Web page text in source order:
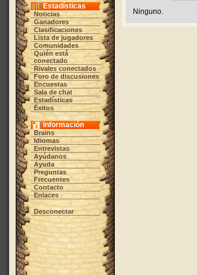
Estadísticas
Noticias
Ganadores
Clasificaciones
Lista de jugadores
Comunidades
Quién está
conectado
Rivales conectados
Foro de discusiones
Encuestas
Sala de chat
Estadísticas
Éxitos
Información
Brains
Idiomas
Entrevistas
Ayúdanos
Ayuda
Preguntas
Frecuentes
Contacto
Enlaces
Desconectar
Ninguno.